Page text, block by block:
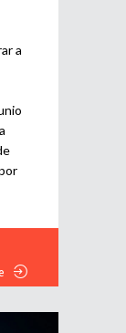
a